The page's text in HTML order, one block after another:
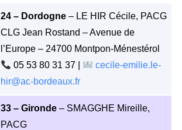
24 – Dordogne – LE HIR Cécile, PACG
CLG Jean Rostand – Avenue de
l’Europe – 24700 Montpon-Ménestérol
05 53 80 31 37 |
cecile-emilie.le-
hir@ac-bordeaux.fr
33 – Gironde – SMAGGHE Mireille,
PACG